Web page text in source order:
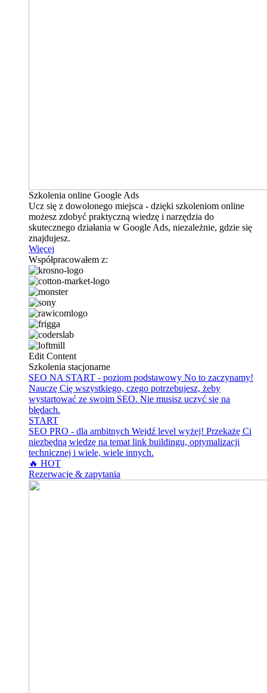
Szkolenia online Google Ads
Ucz się z dowolonego miejsca - dzięki szkoleniom online
możesz zdobyć praktyczną wiedzę i narzędzia do
skutecznego działania w Google Ads, niezależnie, gdzie się
znajdujesz.
Więcej
Współpracowałem z:
Edit Content
Szkolenia stacjonarne
SEO NA START - poziom podstawowy No to zaczynamy!
Nauczę Cię wszystkiego, czego potrzebujesz, żeby
wystartować ze swoim SEO. Nie musisz uczyć się na
błędach.
START
SEO PRO - dla ambitnych Wejdź level wyżej! Przekażę Ci
niezbędną wiedzę na temat link buildingu, optymalizacji
technicznej i wiele, wiele innych.
🔥 HOT
Rezerwacje & zapytania